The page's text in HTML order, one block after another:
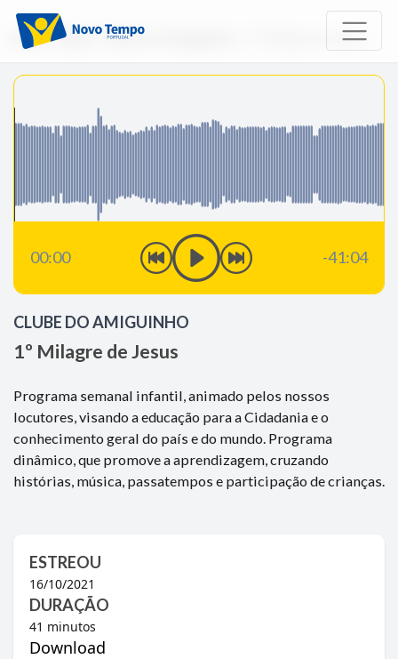
Início Rádio Clube do Amiguinho 1º Milagre de Jesus
00:00 -41:04
CLUBE DO AMIGUINHO
1º Milagre de Jesus
Programa semanal infantil, animado pelos nossos
locutores, visando a educação para a Cidadania e o
conhecimento geral do país e do mundo. Programa
dinâmico, que promove a aprendizagem, cruzando
histórias, música, passatempos e participação de crianças.
ESTREOU
16/10/2021
DURAÇÃO
41 minutos
Download